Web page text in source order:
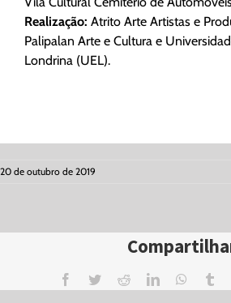
Realização: Atrito Arte Artistas e
Palipalan Arte e Cultura e
Londrina (UEL).
20 de outubro de 2019
Facebook
TwitterRedditLinkedIn